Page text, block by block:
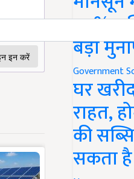
50%
बड़ा
Government
घर
राहत,
की
सकता